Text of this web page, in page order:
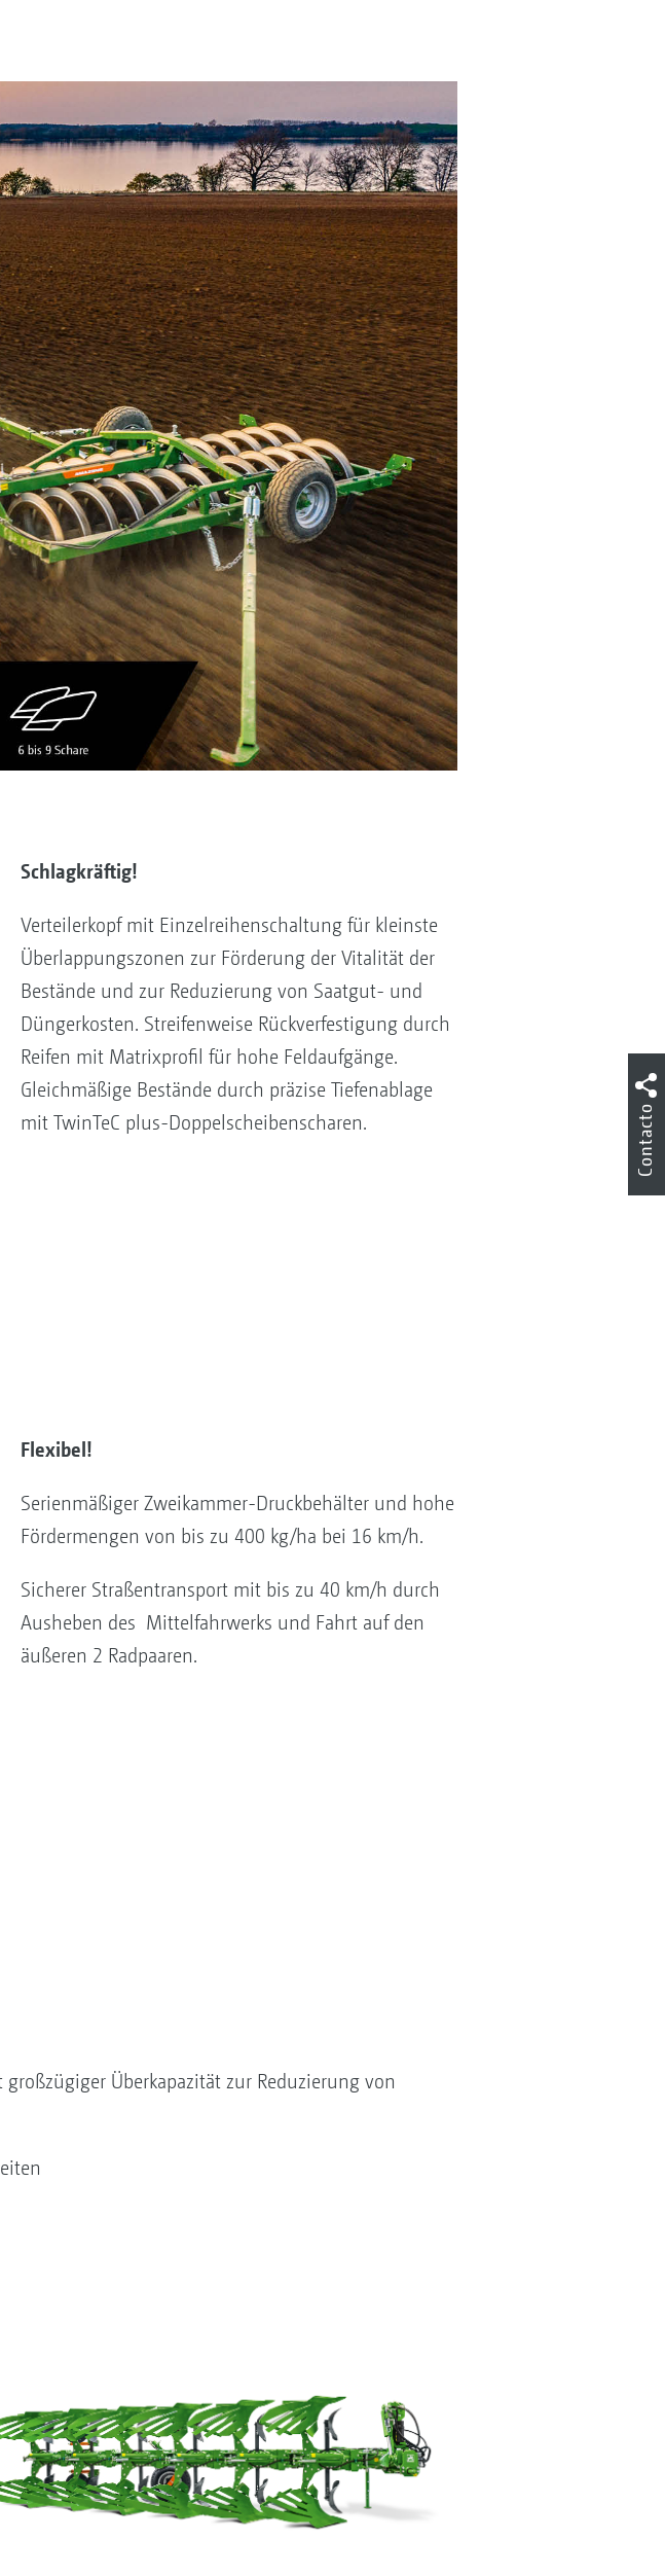
Schlagkräftig!
Verteilerkopf mit Einzelreihenschaltung für kleinste
Überlappungszonen zur Förderung der Vitalität der
Bestände und zur Reduzierung von Saatgut- und
Düngerkosten. Streifenweise Rückverfestigung durch
Reifen mit Matrixprofil für hohe Feldaufgänge.
Gleichmäßige Bestände durch präzise Tiefenablage
mit TwinTeC plus-Doppelscheibenscharen.
Flexibel!
Serienmäßiger Zweikammer-Druckbehälter und hohe
Fördermengen von bis zu 400 kg/ha bei 16 km/h.
Sicherer Straßentransport mit bis zu 40 km/h durch
Ausheben des Mittelfahrwerks und Fahrt auf den
äußeren 2 Radpaaren.
Überkapazität zur Reduzierung von
Contacto